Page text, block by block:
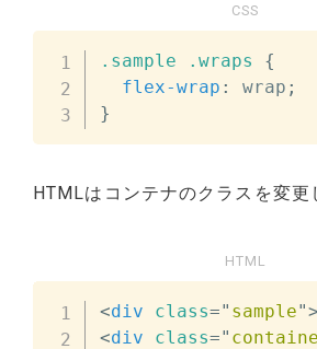
CSS
.sample .wraps
{
flex-wrap : wrap ;
}
HTMLはコンテナのクラスを変更
HTML
<div class=" sample">
<div class="